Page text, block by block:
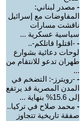
- مصدر لبناني:
المفاوضات مع إسرائيل
ناقشت مسارات
سياسية عسكرية ...
- -اقتلوا قاتلكم-..
لوحات دعائية بشوارع
طهران تدعو للانتقام من
...
- -رويترز-: التضخم في
المدن المصرية قد يرتفع
إلى 15.6% بنهاية ...
- محمد صلاح في تركيا..
صفقة تاريخية تتجاوز